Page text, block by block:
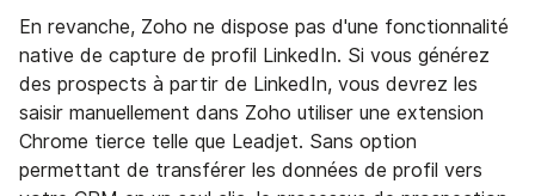
En revanche, Zoho ne dispose pas d'une fonctionnalité
native de capture de profil LinkedIn. Si vous générez
des prospects à partir de LinkedIn, vous devrez les
saisir manuellement dans Zoho utiliser une extension
Chrome tierce telle que Leadjet. Sans option
permettant de transférer les données de profil vers